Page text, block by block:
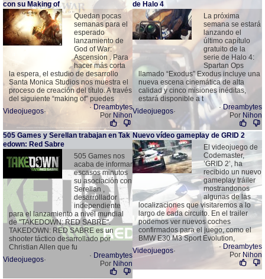
con su Making of
Quedan pocas
semanas para el
esperado
lanzamiento de
God of War:
Ascension . Para
hacer más corta
la espera, el estudio de desarrollo
Santa Monica Studios nos muestra el
proceso de creación del título. A través
del siguiente “making of” puedes
Videojuegos· ·Dreambytes
Por Nihon
de Halo 4
La próxima
semana se estará
lanzando el
último capítulo
gratuito de la
serie de Halo 4:
Spartan Ops
llamado “Exodus” Exodus incluye una
nueva escena cinemática de alta
calidad y cinco misiones inéditas,
estará disponible a t
Videojuegos· ·Dreambytes
Por Nihon
505 Games y Serellan trabajan en Tak
edown: Red Sabre
505 Games nos
acaba de informar
escasos minutos
su asociación con
Serellan ,
desarrollador
independiente
para el lanzamiento a nivel mundial
de "TAKEDOWN: RED SABRE".
TAKEDOWN: RED SABRE es un
shooter táctico desarrollado por
Christian Allen que fu
Videojuegos· · Dreambytes
Por Nihon
Nuevo vídeo gameplay de GRID 2
El videojuego de
Codemaster,
’GRID 2’, ha
recibido un nuevo
gameplay tráiler
mostrandonos
algunas de las
localizaciones que visitaremos a lo
largo de cada circuito. En el trailer
podemos ver nuevos coches
confirmados para el juego, como el
BMW E30 M3 Sport Evolution,
Videojuegos· · Dreambytes
Por Nihon